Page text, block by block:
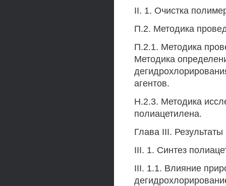
II. 1. Очистка
П.2. Методика
П.2.1. Методика
Методика
агентов.
Н.2.3. Методика
полиацетилена.
Глава III.
III. 1. Синтез
III. 1.1. Влияние